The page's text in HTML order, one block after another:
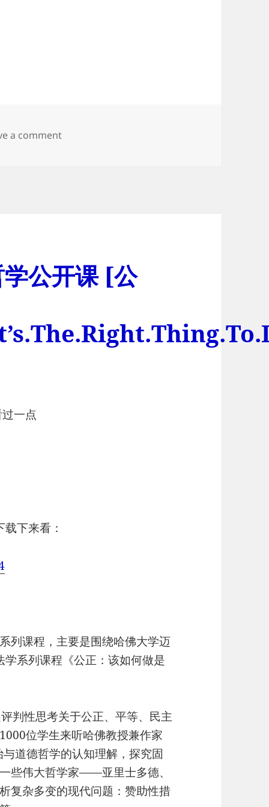
a commenton 班级网站建设中~~~~
学公开课 [公
一点
下来看：
课程，主要是围绕哈佛大学迈
系列课程《公正：该如何做是
性思考关于公正、平等、民主
位学生来听哈佛教授兼作家
道德哲学的认知理解，探究固
些伟大哲学家——亚里士多德、
复杂多变的现代问题：赞助性措